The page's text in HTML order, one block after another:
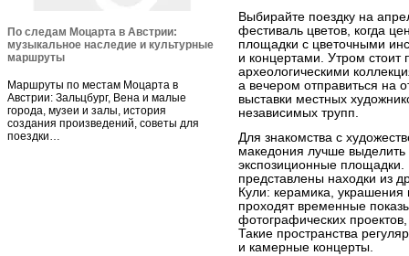
По следам Моцарта в Австрии:
музыкальное наследие и культурные
маршруты
Маршруты по местам Моцарта в
Австрии: Зальцбург, Вена и малые
города, музеи и залы, история
создания произведений, советы для
поездки…
Выбирайте поездку на
фестиваль цветов, когда
площадки с цветочными
и концертами. Утром стоит
археологическими
а вечером отправиться на
выставки местных
независимых трупп.
Для знакомства с
македония лучше выделить
экспозиционные площадки.
представлены находки из
Кули: керамика,
проходят временные
фотографических
Такие пространства
и камерные концерты.